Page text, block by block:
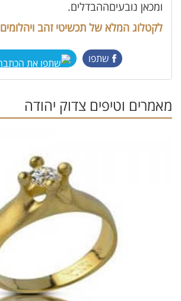
ומכאן נובעיםההבדלים.
לקטלוג המלא של תכשיטי זהב ויהלומים
שתפו
מאמרים וטיפים צדוק יהודה